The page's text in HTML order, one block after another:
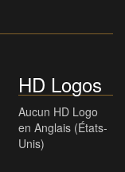
HD Logos
Aucun HD Logo
en Anglais (États-
Unis)